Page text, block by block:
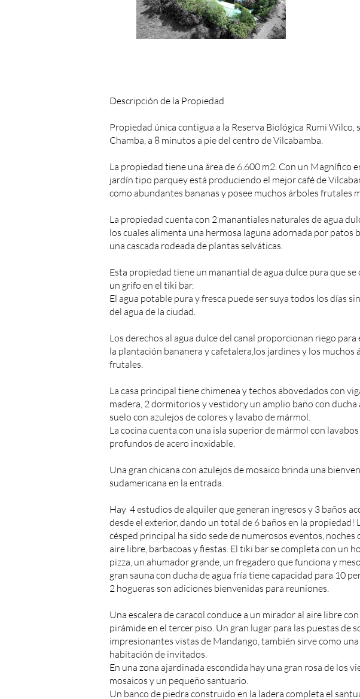
Descripción de la Propiedad
Propiedad única contigua a la Reserva Biológica Rumi Wilco,
Chamba, a 8 minutos a pie del centro de Vilcabamba.
La propiedad tiene una área de 6.600 m2. Con un Magnífico
jardín tipo parquey está produciendo el mejor café de
como abundantes bananas y posee muchos árboles frutales
La propiedad cuenta con 2 manantiales naturales de agua
los cuales alimenta una hermosa laguna adornada por patos
una cascada rodeada de plantas selváticas.
Esta propiedad tiene un manantial de agua dulce pura que se
un grifo en el tiki bar.
El agua potable pura y fresca puede ser suya todos los días
del agua de la ciudad.
Los derechos al agua dulce del canal proporcionan riego para
la plantación bananera y cafetalera,los jardines y los muchos
frutales.
La casa principal tiene chimenea y techos abovedados con
madera, 2 dormitorios y vestidor,y un amplio baño con ducha
suelo con azulejos de colores y lavabo de mármol.
La cocina cuenta con una isla superior de mármol con
profundos de acero inoxidable.
Una gran chicana con azulejos de mosaico brinda una
sudamericana en la entrada.
Hay 4 estudios de alquiler que generan ingresos y 3 baños
desde el exterior, dando un total de 6 baños en la propiedad!
césped principal ha sido sede de numerosos eventos, noches
aire libre, barbacoas y fiestas. El tiki bar se completa con un
pizza, un ahumador grande, un fregadero que funciona y
gran sauna con ducha de agua fría tiene capacidad para 10
2 hogueras son adiciones bienvenidas para reuniones.
Una escalera de caracol conduce a un mirador al aire libre
pirámide en el tercer piso. Un gran lugar para las puestas de
impresionantes vistas de Mandango, también sirve como una
habitación de invitados.
En una zona ajardinada escondida hay una gran rosa de los
mosaicos y un pequeño santuario.
Un banco de piedra construido en la ladera completa el